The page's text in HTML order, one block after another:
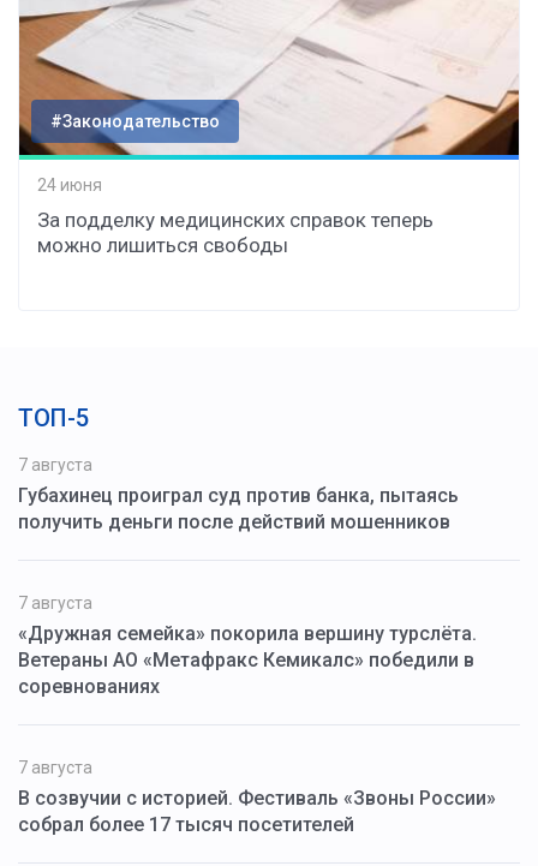
#Законодательство
24 июня
За подделку медицинских справок теперь
можно лишиться свободы
ТОП-5
7 августа
Губахинец проиграл суд против банка, пытаясь
получить деньги после действий мошенников
7 августа
«Дружная семейка» покорила вершину турслёта.
Ветераны АО «Метафракс Кемикалс» победили в
соревнованиях
7 августа
В созвучии с историей. Фестиваль «Звоны России»
собрал более 17 тысяч посетителей